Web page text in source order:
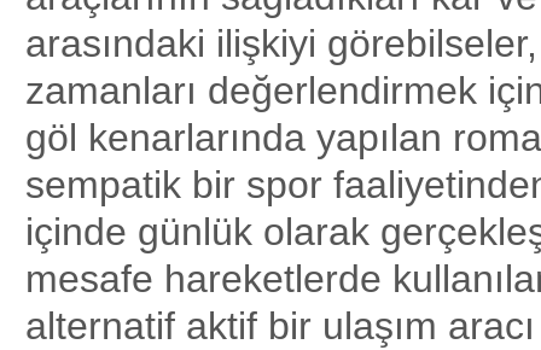
arasındaki ilişkiyi
zamanları değerlendirmek
göl kenarlarında yapılan
sempatik bir spor
içinde günlük olarak
mesafe hareketlerde
alternatif aktif bir ulaşım